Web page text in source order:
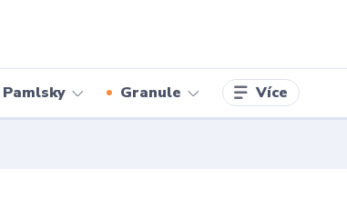
Pamlsky Granule Více